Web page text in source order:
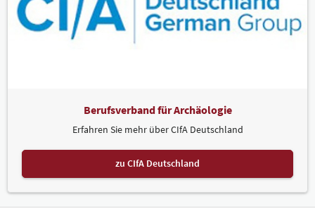
Berufsverband für Archäologie
Erfahren Sie mehr über CIfA Deutschland
zu CIfA Deutschland